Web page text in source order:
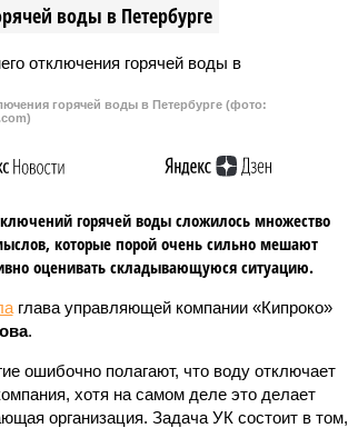
воды в Петербурге
горячей воды в Петербурге (фото:
горячей воды сложилось множество
которые порой очень сильно мешают
оценивать складывающуюся ситуацию.
глава управляющей компании «Кипроко»
.
ошибочно полагают, что воду отключает
хотя на самом деле это делает
организация. Задача УК состоит в том,